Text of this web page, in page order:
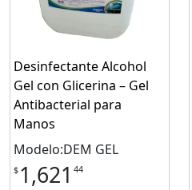
Desinfectante Alcohol
Gel con Glicerina – Gel
Antibacterial para
Manos
Modelo:DEM GEL
$ 1,621 44